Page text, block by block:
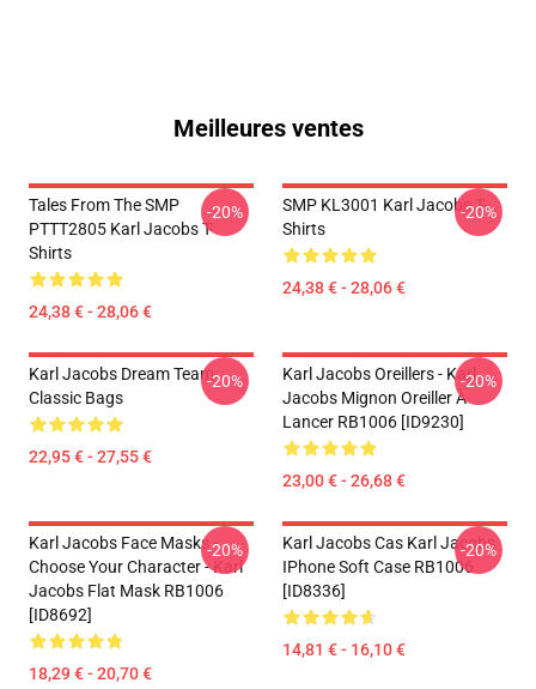
Meilleures ventes
Tales From The SMP
PTTT2805 Karl Jacobs T-
Shirts
24,38 € - 28,06 €
-20%
SMP KL3001 Karl Jacobs T-
Shirts
24,38 € - 28,06 €
-20%
Karl Jacobs Dream Team
Classic Bags
22,95 € - 27,55 €
-20%
Karl Jacobs Oreillers - Karl
Jacobs Mignon Oreiller À
Lancer RB1006 [ID9230]
23,00 € - 26,68 €
-20%
Karl Jacobs Face Masks -
Choose Your Character - Karl
Jacobs Flat Mask RB1006
[ID8692]
18,29 € - 20,70 €
-20%
Karl Jacobs Cas Karl Jacobs
IPhone Soft Case RB1006
[ID8336]
14,81 € - 16,10 €
-20%